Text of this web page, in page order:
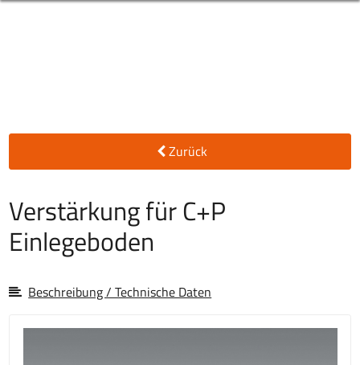
Zurück
Verstärkung für C+P
Einlegeboden
Beschreibung / Technische Daten